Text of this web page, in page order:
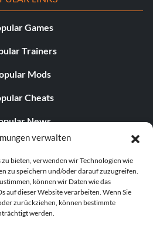
verwalten
bieten, verwenden wir Technologien wie
zu speichern und/oder darauf zuzugreifen.
können wir Daten wie das
auf dieser Website verarbeiten. Wenn Sie
zurückziehen, können bestimmte
werden.
Games
Trainers
Mods
Cheats
News
Editorials
Free Games
UPDATES